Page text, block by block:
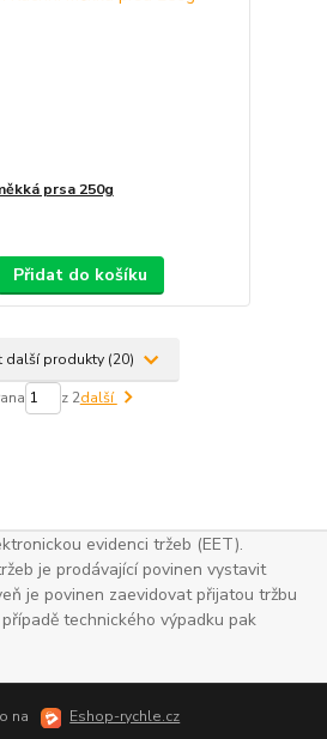
prsa 250g
Přidat do košíku
další produkty (20)
z 2další
evidenci tržeb (EET).
je prodávající povinen vystavit
je povinen zaevidovat přijatou tržbu
technického výpadku pak
na Eshop-rychle.cz